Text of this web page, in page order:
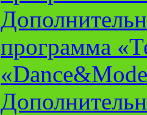
программа